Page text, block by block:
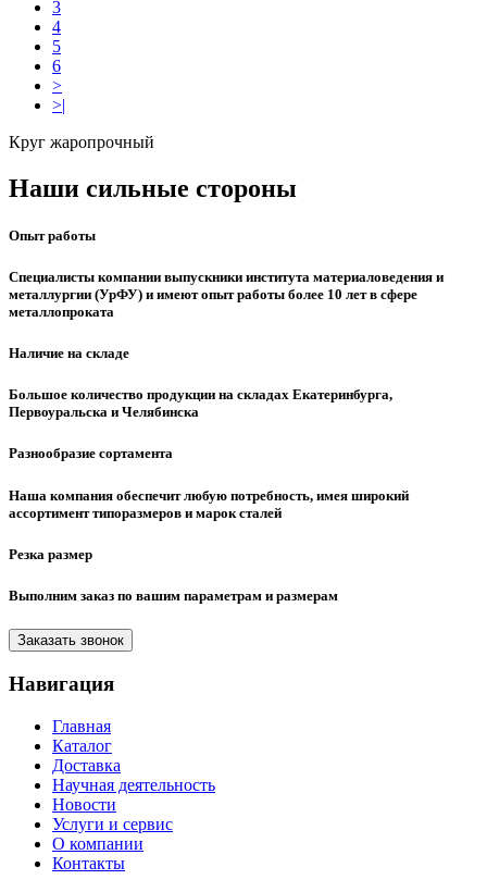
3
4
5
6
>
>|
Круг жаропрочный
Наши сильные стороны
Опыт работы
Специалисты компании выпускники института материаловедения и
металлургии (УрФУ) и имеют опыт работы более 10 лет в сфере
металлопроката
Наличие на складе
Большое количество продукции на складах Екатеринбурга,
Первоуральска и Челябинска
Разнообразие сортамента
Наша компания обеспечит любую потребность, имея широкий
ассортимент типоразмеров и марок сталей
Резка размер
Выполним заказ по вашим параметрам и размерам
Заказать звонок
Навигация
Главная
Каталог
Доставка
Научная деятельность
Новости
Услуги и сервис
О компании
Контакты